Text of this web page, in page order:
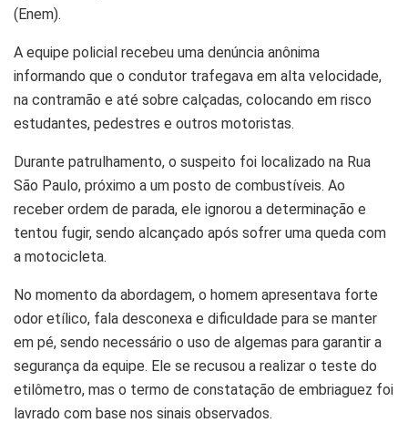
(Enem).
A equipe policial recebeu uma denúncia anônima
informando que o condutor trafegava em alta velocidade,
na contramão e até sobre calçadas, colocando em risco
estudantes, pedestres e outros motoristas.
Durante patrulhamento, o suspeito foi localizado na Rua
São Paulo, próximo a um posto de combustíveis. Ao
receber ordem de parada, ele ignorou a determinação e
tentou fugir, sendo alcançado após sofrer uma queda com
a motocicleta.
No momento da abordagem, o homem apresentava forte
odor etílico, fala desconexa e dificuldade para se manter
em pé, sendo necessário o uso de algemas para garantir a
segurança da equipe. Ele se recusou a realizar o teste do
etilômetro, mas o termo de constatação de embriaguez foi
lavrado com base nos sinais observados.